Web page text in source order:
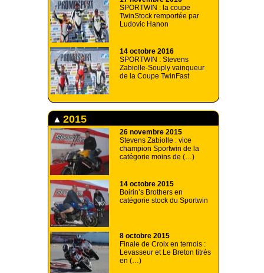
SPORTWIN : la coupe
TwinStock remportée par
Ludovic Hanon
14 octobre 2016
SPORTWIN : Stevens
Zabiolle-Souply vainqueur
de la Coupe TwinFast
2015
26 novembre 2015
Stevens Zabiolle : vice
champion Sportwin de la
catégorie moins de (…)
14 octobre 2015
Boirin’s Brothers en
catégorie stock du Sportwin
8 octobre 2015
Finale de Croix en ternois :
Levasseur et Le Breton titrés
en (…)